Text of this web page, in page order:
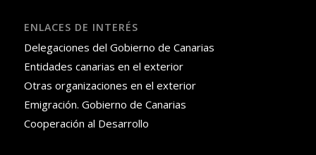
ENLACES DE INTERÉS
Delegaciones del Gobierno de Canarias
Entidades canarias en el exterior
Otras organizaciones en el exterior
Emigración. Gobierno de Canarias
Cooperación al Desarrollo